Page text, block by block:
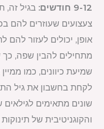
9-12 חודשים:
בגיל זה,
צעצועים שעוזרים להם
אופן, יכולים לעזור להם
מתחילים להבין שפה, כך
שמיעת כיוונים, כמו
לקחת בחשבון את גיל
שונים מתאימים
והקוגניטיבית של